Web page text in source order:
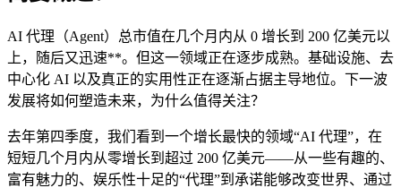
AI 代理（Agent）总市值在几个月内从 0 增长到 200 亿美元以
上，随后又迅速**。但这一领域正在逐步成熟。基础设施、去
中心化 AI 以及真正的实用性正在逐渐占据主导地位。下一波
发展将如何塑造未来，为什么值得关注？
去年第四季度，我们看到一个增长最快的领域“AI 代理”，在
短短几个月内从零增长到超过 200 亿美元——从一些有趣的、
富有魅力的、娱乐性十足的“代理”到承诺能够改变世界、通过